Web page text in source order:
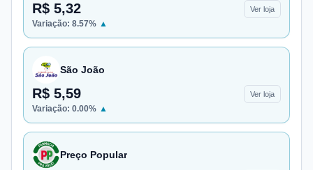
R$ 5,32 Ver loja
Variação: 8.57% ▲
São João
R$ 5,59 Ver loja
Variação: 0.00% ▲
Preço Popular